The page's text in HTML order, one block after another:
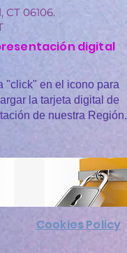
06106.
digital
"click" en el icono para
la tarjeta digital de
de nuestra Región.
Cookies Policy